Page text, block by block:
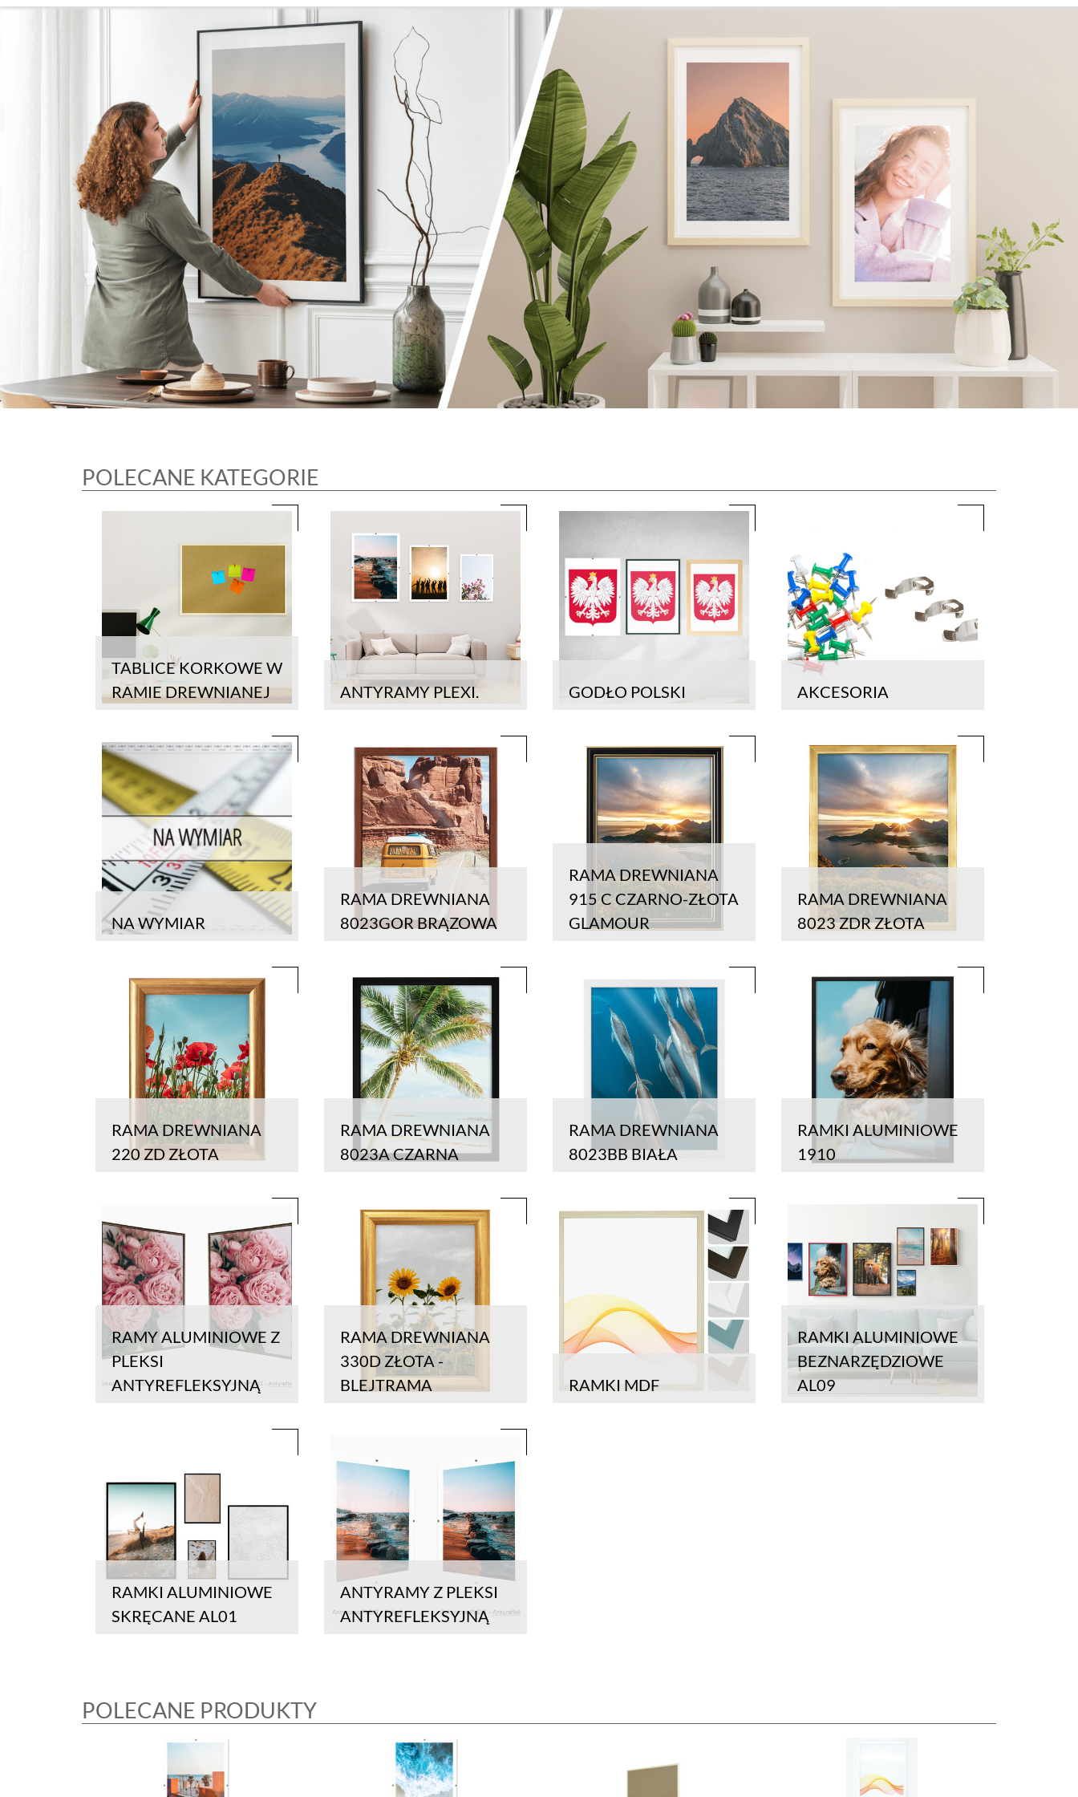
POLECANE KATEGORIE
TABLICE KORKOWE W
RAMIE DREWNIANEJ
ANTYRAMY PLEXI. GODŁO POLSKI AKCESORIA
NA WYMIAR
RAMA DREWNIANA
8023GOR BRĄZOWA
RAMA DREWNIANA
915 C CZARNO-ZŁOTA
GLAMOUR
RAMA DREWNIANA
8023 ZDR ZŁOTA
RAMA DREWNIANA
220 ZD ZŁOTA
RAMA DREWNIANA
8023A CZARNA
RAMA DREWNIANA
8023BB BIAŁA
RAMKI ALUMINIOWE
1910
RAMY ALUMINIOWE Z
PLEKSI
ANTYREFLEKSYJNĄ
RAMA DREWNIANA
330D ZŁOTA -
BLEJTRAMA
RAMKI MDF
RAMKI ALUMINIOWE
BEZNARZĘDZIOWE
AL09
RAMKI ALUMINIOWE
SKRĘCANE AL01
ANTYRAMY Z PLEKSI
ANTYREFLEKSYJNĄ
POLECANE PRODUKTY